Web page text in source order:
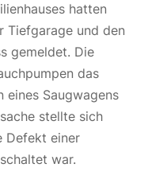
hatten
Tiefgarage und den
gemeldet. Die
das
eines Saugwagens
stellte sich
Defekt einer
war.